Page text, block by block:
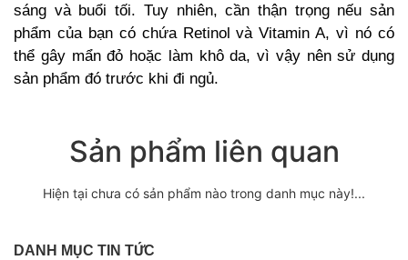
sáng và buổi tối. Tuy nhiên, cần thận trọng nếu sản
phẩm của bạn có chứa Retinol và Vitamin A, vì nó có
thể gây mẩn đỏ hoặc làm khô da, vì vậy nên sử dụng
sản phẩm đó trước khi đi ngủ.
Sản phẩm liên quan
Hiện tại chưa có sản phẩm nào trong danh mục này!...
DANH MỤC TIN TỨC